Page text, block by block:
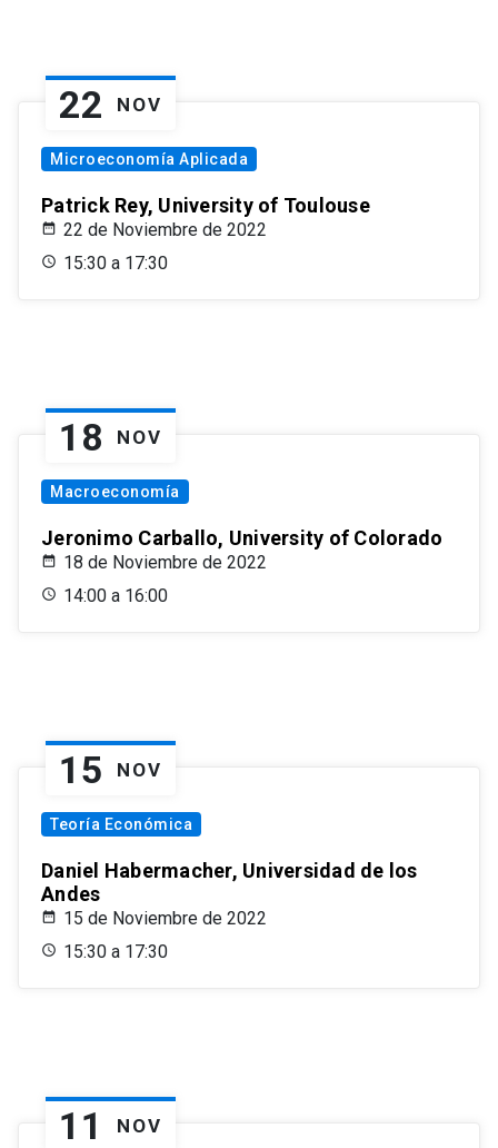
22 NOV
Microeconomía Aplicada
Patrick Rey, University of Toulouse
22 de Noviembre de 2022
15:30 a 17:30
18 NOV
Macroeconomía
Jeronimo Carballo, University of Colorado
18 de Noviembre de 2022
14:00 a 16:00
15 NOV
Teoría Económica
Daniel Habermacher, Universidad de los
Andes
15 de Noviembre de 2022
15:30 a 17:30
11 NOV